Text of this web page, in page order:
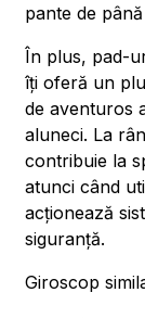
pante de
În plus, pad-
îți oferă un
de aventuros
aluneci. La
contribuie la
atunci când
acționează
siguranță.
Giroscop